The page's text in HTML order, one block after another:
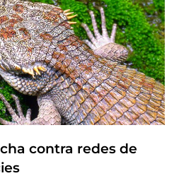
contra redes de